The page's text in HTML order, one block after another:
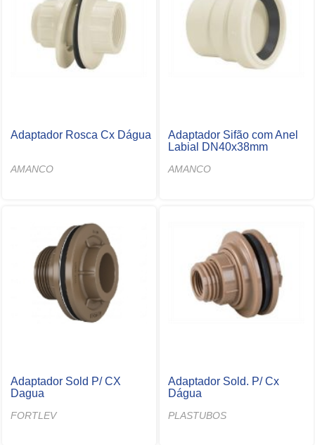
Adaptador Rosca Cx Dágua
AMANCO
Adaptador Sifão com Anel
Labial DN40x38mm
AMANCO
Adaptador Sold P/ CX
Dagua
FORTLEV
Adaptador Sold. P/ Cx
Dágua
PLASTUBOS